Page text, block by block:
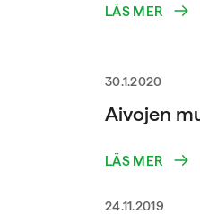
LÄS MER
30.1.2020
Aivojen
LÄS MER
24.11.2019